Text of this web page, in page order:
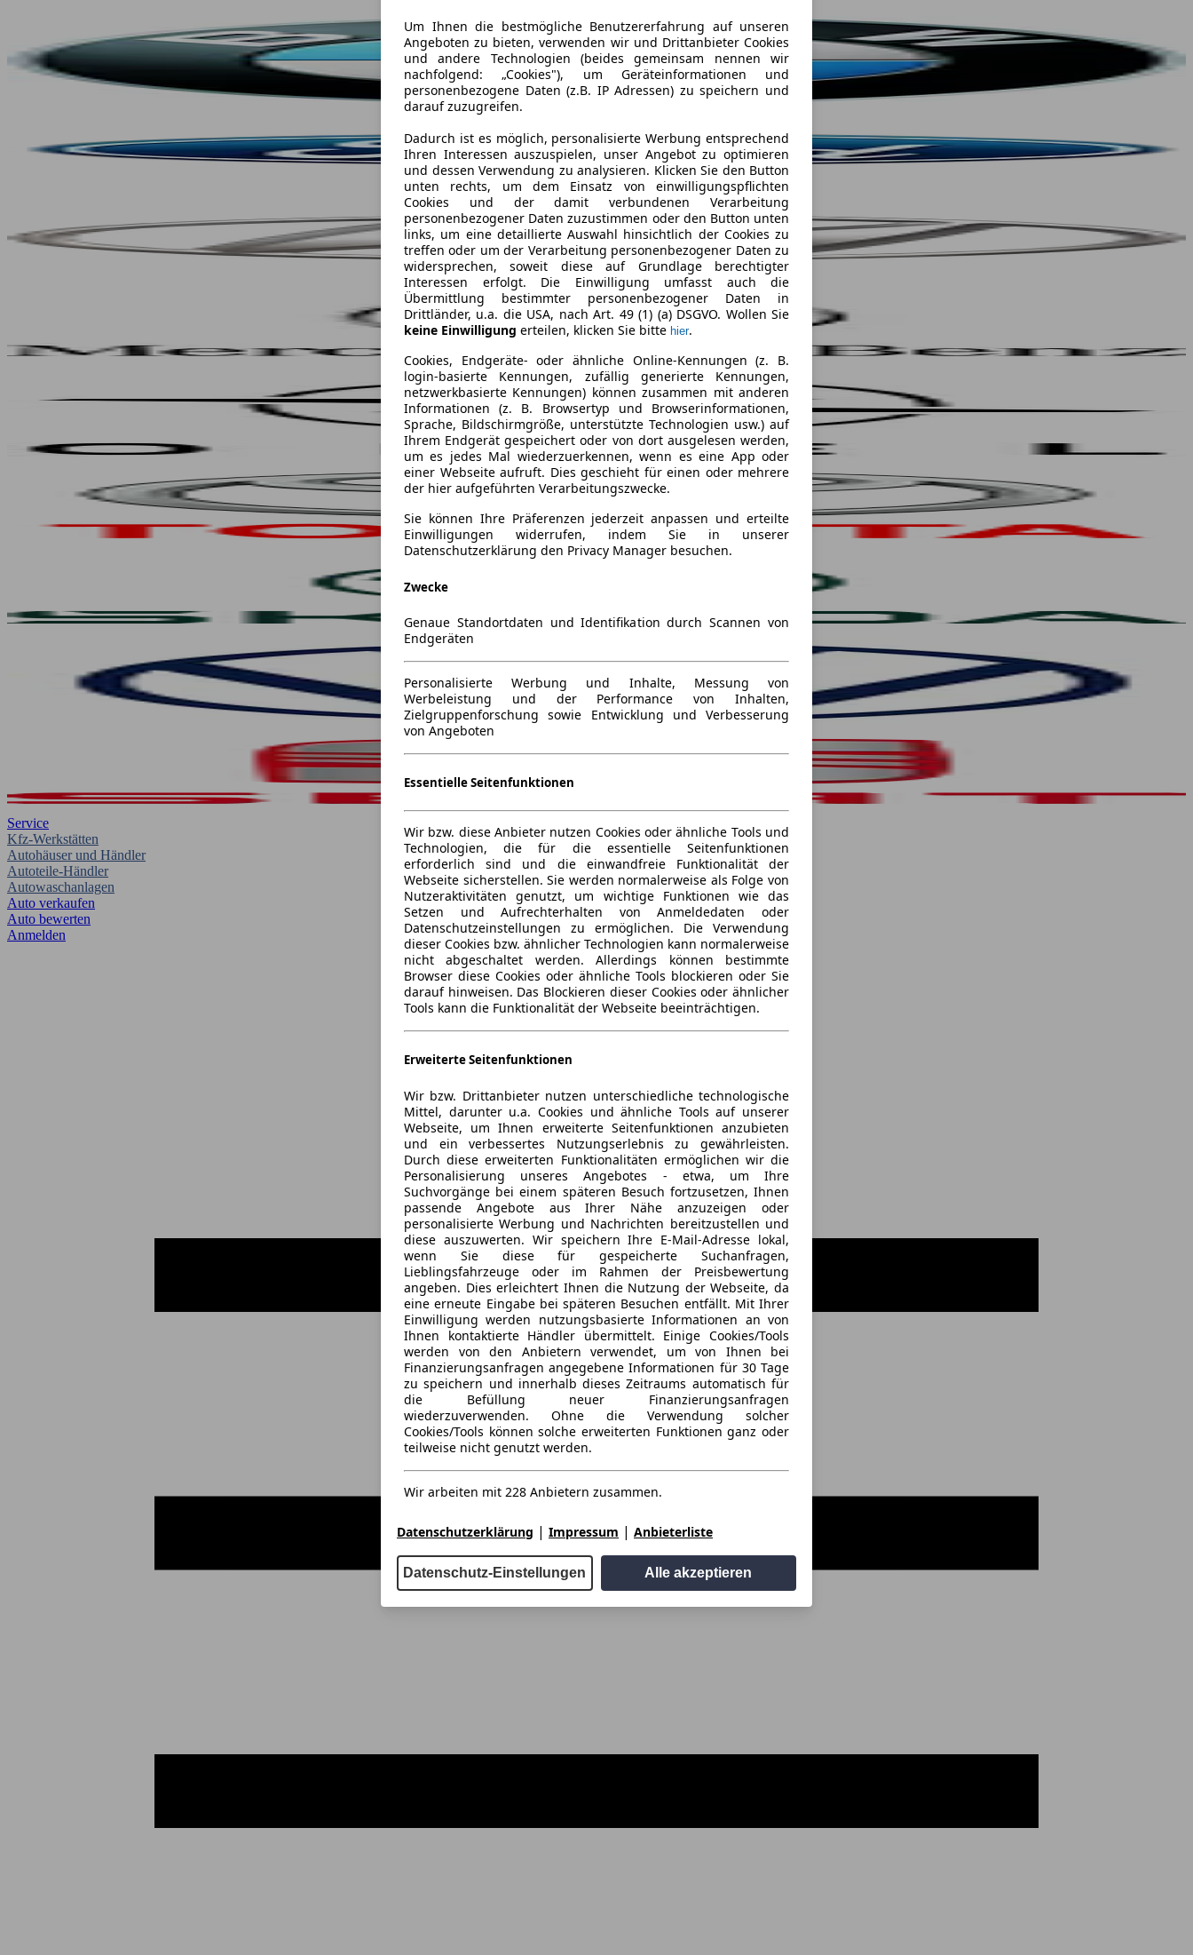
Service
Kfz-Werkstätten
Autohäuser und Händler
Autoteile-Händler
Autowaschanlagen
Auto verkaufen
Auto bewerten
Anmelden
Um Ihnen die bestmögliche Benutzererfahrung auf unseren
Angeboten zu bieten, verwenden wir und Drittanbieter Cookies
und andere Technologien (beides gemeinsam nennen wir
nachfolgend: „Cookies"), um Geräteinformationen und
personenbezogene Daten (z.B. IP Adressen) zu speichern und
darauf zuzugreifen.
Dadurch ist es möglich, personalisierte Werbung entsprechend
Ihren Interessen auszuspielen, unser Angebot zu optimieren
und dessen Verwendung zu analysieren. Klicken Sie den Button
unten rechts, um dem Einsatz von einwilligungspflichten
Cookies und der damit verbundenen Verarbeitung
personenbezogener Daten zuzustimmen oder den Button unten
links, um eine detaillierte Auswahl hinsichtlich der Cookies zu
treffen oder um der Verarbeitung personenbezogener Daten zu
widersprechen, soweit diese auf Grundlage berechtigter
Interessen erfolgt. Die Einwilligung umfasst auch die
Übermittlung bestimmter personenbezogener Daten in
Drittländer, u.a. die USA, nach Art. 49 (1) (a) DSGVO. Wollen Sie
keine Einwilligung erteilen, klicken Sie bitte hier.
Cookies, Endgeräte- oder ähnliche Online-Kennungen (z. B.
login-basierte Kennungen, zufällig generierte Kennungen,
netzwerkbasierte Kennungen) können zusammen mit anderen
Informationen (z. B. Browsertyp und Browserinformationen,
Sprache, Bildschirmgröße, unterstützte Technologien usw.) auf
Ihrem Endgerät gespeichert oder von dort ausgelesen werden,
um es jedes Mal wiederzuerkennen, wenn es eine App oder
einer Webseite aufruft. Dies geschieht für einen oder mehrere
der hier aufgeführten Verarbeitungszwecke.
Sie können Ihre Präferenzen jederzeit anpassen und erteilte
Einwilligungen widerrufen, indem Sie in unserer
Datenschutzerklärung den Privacy Manager besuchen.
Zwecke
Genaue Standortdaten und Identifikation durch Scannen von
Endgeräten
Personalisierte Werbung und Inhalte, Messung von
Werbeleistung und der Performance von Inhalten,
Zielgruppenforschung sowie Entwicklung und Verbesserung
von Angeboten
Essentielle Seitenfunktionen
Wir bzw. diese Anbieter nutzen Cookies oder ähnliche Tools und
Technologien, die für die essentielle Seitenfunktionen
erforderlich sind und die einwandfreie Funktionalität der
Webseite sicherstellen. Sie werden normalerweise als Folge von
Nutzeraktivitäten genutzt, um wichtige Funktionen wie das
Setzen und Aufrechterhalten von Anmeldedaten oder
Datenschutzeinstellungen zu ermöglichen. Die Verwendung
dieser Cookies bzw. ähnlicher Technologien kann normalerweise
nicht abgeschaltet werden. Allerdings können bestimmte
Browser diese Cookies oder ähnliche Tools blockieren oder Sie
darauf hinweisen. Das Blockieren dieser Cookies oder ähnlicher
Tools kann die Funktionalität der Webseite beeinträchtigen.
Erweiterte Seitenfunktionen
Wir bzw. Drittanbieter nutzen unterschiedliche technologische
Mittel, darunter u.a. Cookies und ähnliche Tools auf unserer
Webseite, um Ihnen erweiterte Seitenfunktionen anzubieten
und ein verbessertes Nutzungserlebnis zu gewährleisten.
Durch diese erweiterten Funktionalitäten ermöglichen wir die
Personalisierung unseres Angebotes - etwa, um Ihre
Suchvorgänge bei einem späteren Besuch fortzusetzen, Ihnen
passende Angebote aus Ihrer Nähe anzuzeigen oder
personalisierte Werbung und Nachrichten bereitzustellen und
diese auszuwerten. Wir speichern Ihre E-Mail-Adresse lokal,
wenn Sie diese für gespeicherte Suchanfragen,
Lieblingsfahrzeuge oder im Rahmen der Preisbewertung
angeben. Dies erleichtert Ihnen die Nutzung der Webseite, da
eine erneute Eingabe bei späteren Besuchen entfällt. Mit Ihrer
Einwilligung werden nutzungsbasierte Informationen an von
Ihnen kontaktierte Händler übermittelt. Einige Cookies/Tools
werden von den Anbietern verwendet, um von Ihnen bei
Finanzierungsanfragen angegebene Informationen für 30 Tage
zu speichern und innerhalb dieses Zeitraums automatisch für
die Befüllung neuer Finanzierungsanfragen
wiederzuverwenden. Ohne die Verwendung solcher
Cookies/Tools können solche erweiterten Funktionen ganz oder
teilweise nicht genutzt werden.
Wir arbeiten mit 228 Anbietern zusammen.
Datenschutzerklärung | Impressum | Anbieterliste
Datenschutz-Einstellungen Alle akzeptieren